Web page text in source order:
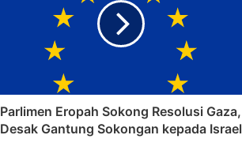
Rafah, Israel Tegas Hadkan Laluan
Bantuan ke Gaza
Lindungi Kritikan Terhadap Israel Uji
Doktrin ‘Staatsrason’
Pemartabatan Bahasa Melayu Perlu
Parlimen Eropah Sokong Resolusi Gaza,
Desak Gantung Sokongan kepada Israel